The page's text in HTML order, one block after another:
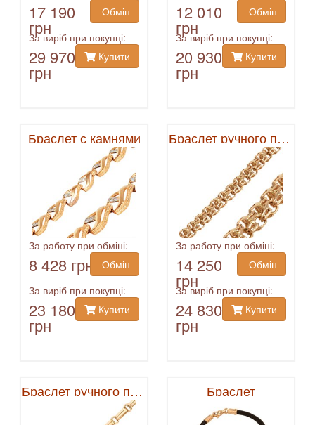
17 190
грн
Обмін
За виріб при покупці:
29 970
грн
Купити
12 010
грн
Обмін
За виріб при покупці:
20 930
грн
Купити
Браслет с камнями
За работу при обміні:
8 428 грн
Обмін
За виріб при покупці:
23 180
грн
Купити
Браслет ручного плетения
За работу при обміні:
14 250
грн
Обмін
За виріб при покупці:
24 830
грн
Купити
Браслет ручного плетения Браслет